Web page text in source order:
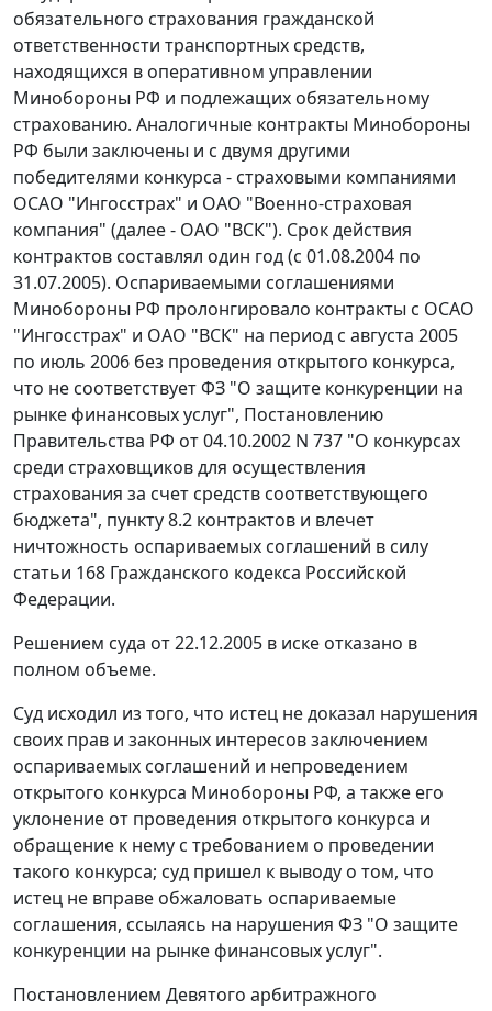
обязательного страхования гражданской
ответственности транспортных средств,
находящихся в оперативном управлении
Минобороны РФ и подлежащих обязательному
страхованию. Аналогичные контракты Минобороны
РФ были заключены и с двумя другими
победителями конкурса - страховыми компаниями
ОСАО "Ингосстрах" и ОАО "Военно-страховая
компания" (далее - ОАО "ВСК"). Срок действия
контрактов составлял один год (с 01.08.2004 по
31.07.2005). Оспариваемыми соглашениями
Минобороны РФ пролонгировало контракты с ОСАО
"Ингосстрах" и ОАО "ВСК" на период с августа 2005
по июль 2006 без проведения открытого конкурса,
что не соответствуетФЗ "О защите конкуренции на
рынке финансовых услуг", Постановлению
Правительства РФ от 04.10.2002 N 737 "О конкурсах
среди страховщиков для осуществления
страхования за счет средств соответствующего
бюджета", пункту 8.2 контрактов и влечет
ничтожность оспариваемых соглашений в силу
статьи 168 Гражданского кодекса Российской
Федерации.
Решением суда от 22.12.2005 в иске отказано в
полном объеме.
Суд исходил из того, что истец не доказал нарушения
своих прав и законных интересов заключением
оспариваемых соглашений и непроведением
открытого конкурса Минобороны РФ, а также его
уклонение от проведения открытого конкурса и
обращение к нему с требованием о проведении
такого конкурса; суд пришел к выводу о том, что
истец не вправе обжаловать оспариваемые
соглашения, ссылаясь на нарушения ФЗ "О защите
конкуренции на рынке финансовых услуг".
Постановлением Девятого арбитражного